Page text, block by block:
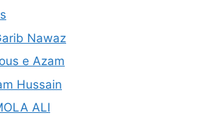
Nawaz
e Azam
Hussain
ALI